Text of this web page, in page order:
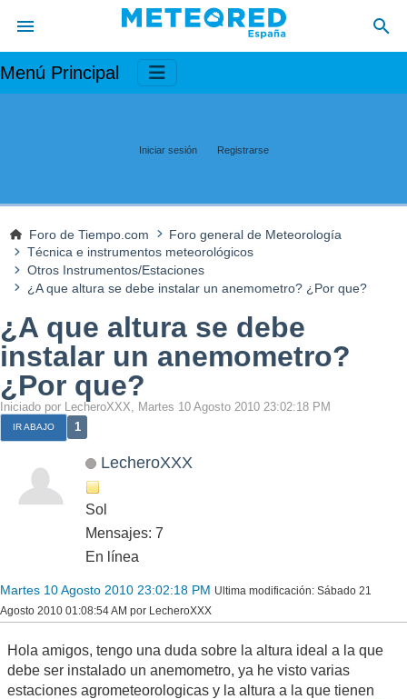
Menú Principal
Iniciar sesión Registrarse
Foro de Tiempo.com
Foro general de Meteorología
Técnica e instrumentos meteorológicos
Otros Instrumentos/Estaciones
¿A que altura se debe instalar un anemometro? ¿Por que?
¿A que altura se debe
instalar un anemometro?
¿Por que?
Iniciado por LecheroXXX, Martes 10 Agosto 2010 23:02:18 PM
IR ABAJO 1
LecheroXXX
Sol
Mensajes: 7
En línea
Martes 10 Agosto 2010 23:02:18 PM Ultima modificación: Sábado 21
Agosto 2010 01:08:54 AM por LecheroXXX
Hola amigos, tengo una duda sobre la altura ideal a la que
debe ser instalado un anemometro, ya he visto varias
estaciones agrometeorologicas y la altura a la que tienen